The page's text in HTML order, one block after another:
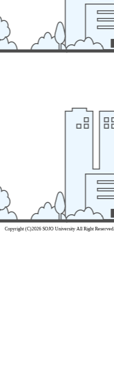
Copyright (C)2026 SOJO University All Right Reserved.